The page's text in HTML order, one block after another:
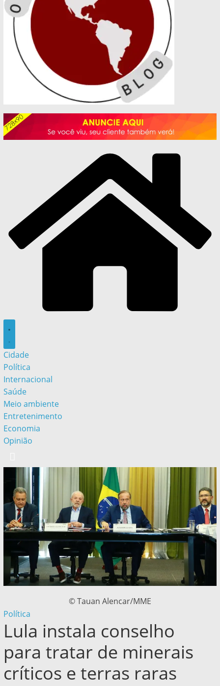
Cidade
Política
Internacional
Saúde
Meio ambiente
Entretenimento
Economia
Opinião
© Tauan Alencar/MME
Política
Lula instala conselho
para tratar de minerais
críticos e terras raras